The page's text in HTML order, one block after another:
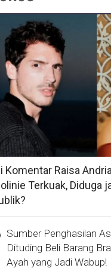
Komentar Raisa
Terkuak, Diduga
Sumber Penghasilan
Dituding Beli Barang
Ayah yang Jadi Wabup!